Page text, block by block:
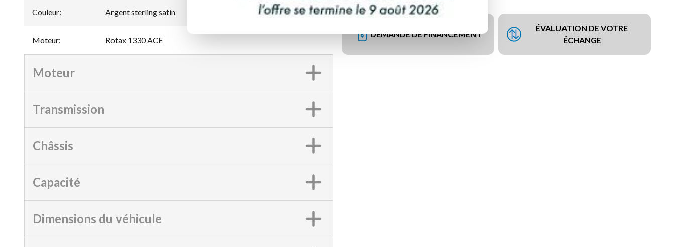
DEMANDE DE FINANCEMENT
ÉVALUATION DE VOTRE
ÉCHANGE
Couleur: Argent sterling satin
Moteur: Rotax 1330 ACE
Moteur
Transmission
Châssis
Capacité
Dimensions du véhicule